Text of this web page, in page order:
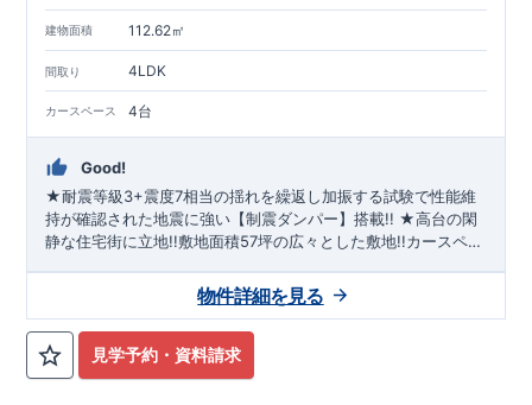
◇長期優良住宅とは、｢良い家を作って、きちんと手入れをし
て、長く大切に使う｣ことを目的とした認定制度。住宅ローン減
税、固定資産税などの税制優遇を受けられるだけでなく、中古
市場でも、長期優良住宅が有利に働きます。
住宅性能評価ダブル取得！
もっと詳しく
◇設計住宅性能評価
評価しております。
◇建設住宅性能評価
か、建設までに計
回チェックが行われます。図面や書類上だ
けでなく、「現場の施工状況」を検査した上で、品質を保証し
ております
アフターサポート
もっと詳しく
◇ 最大 60年間の品質保証、お引渡し後 最大10回の無料定期点検
を実施
◇お引渡しからが本当のお付き合いだと考え、アフターサービ
スを外部の業者に委託せず、東栄住宅グループ「東栄ホームサ
ービス株式会社」にて責任をもって対応いたします。
■
住まいの工夫をショート動画でご紹介中
建物面積 112.62㎡
間取り 4LDK
カースペース 4台
Good!
★耐震等級3+震度7相当の揺れを繰返し加振する試験で性能維
持が確認された地震に強い【制震ダンパー】搭載!! ★高台の閑
静な住宅街に立地!!敷地面積57坪の広々とした敷地!!カースペー
空間を演出!!スタイリッシュなペニンシュラキッチンは一見の
価値有り!! ★乾太くん（ガス乾燥機）・タンクレストイレ・フ
ロントオープン型食洗機標準採用!!
見学予約・資料請求
物件詳細を見る